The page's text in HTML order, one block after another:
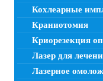
Кохлеарные
Краниотомия
Криорезекция
Лазер для
Лазерное